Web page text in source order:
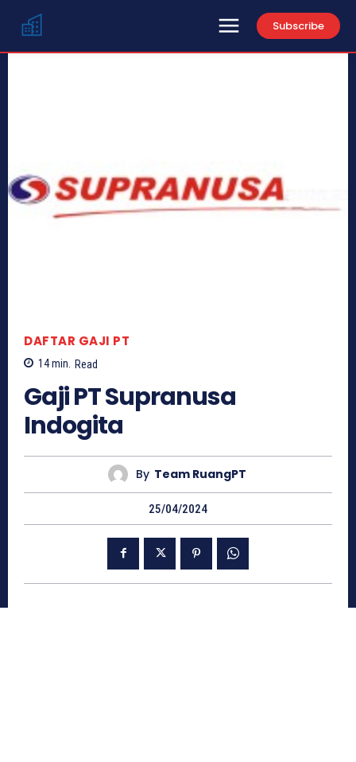
Subscribe
DAFTAR GAJI PT
14min. Read
Gaji PT Supranusa
Indogita
By Team RuangPT
25/04/2024